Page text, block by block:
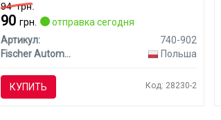
94грн.
90 грн.
отправка сегодня
Артикул:
740-902
Fischer Automotive One (FA1)
Польша
КУПИТЬ Код: 28230-2